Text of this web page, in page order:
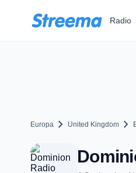
Radio
Europa chevron_right United Kingdom chevron_right